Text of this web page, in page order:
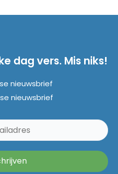
dag vers. Mis niks!
nieuwsbrief
nieuwsbrief